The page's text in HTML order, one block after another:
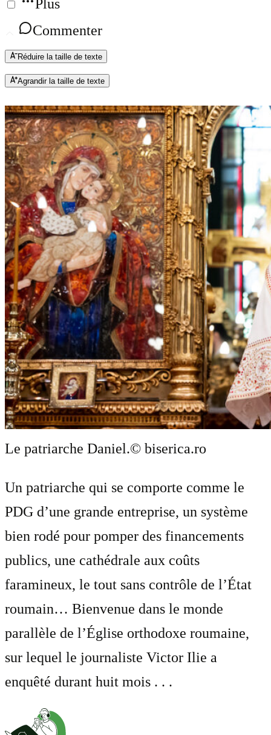
Plus
Commenter
Réduire la taille de texte
Agrandir la taille de texte
Le patriarche Daniel.© biserica.ro
Un patriarche qui se comporte comme le
PDG d’une grande entreprise, un système
bien rodé pour pomper des financements
publics, une cathédrale aux coûts
faramineux, le tout sans contrôle de l’État
roumain… Bienvenue dans le monde
parallèle de l’Église orthodoxe roumaine,
sur lequel le journaliste Victor Ilie a
enquêté durant huit mois . . .